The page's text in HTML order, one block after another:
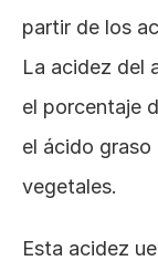
partir de los
La acidez del
el porcentaje
el ácido graso
vegetales.
Esta acidez